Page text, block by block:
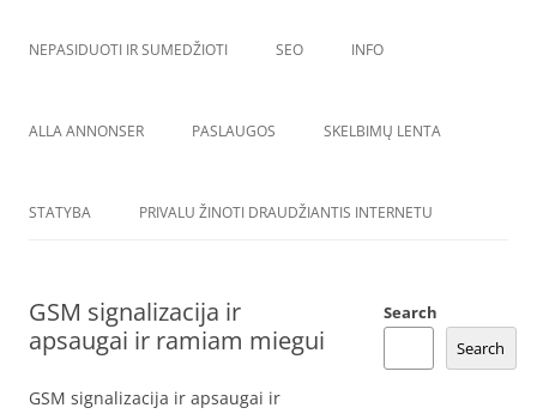
NEPASIDUOTI IR SUMEDŽIOTI SEO INFO
ALLA ANNONSER PASLAUGOS SKELBIMŲ LENTA
STATYBA PRIVALU ŽINOTI DRAUDŽIANTIS INTERNETU
GSM signalizacija ir
apsaugai ir ramiam miegui
GSM signalizacija ir apsaugai ir
Search
Search